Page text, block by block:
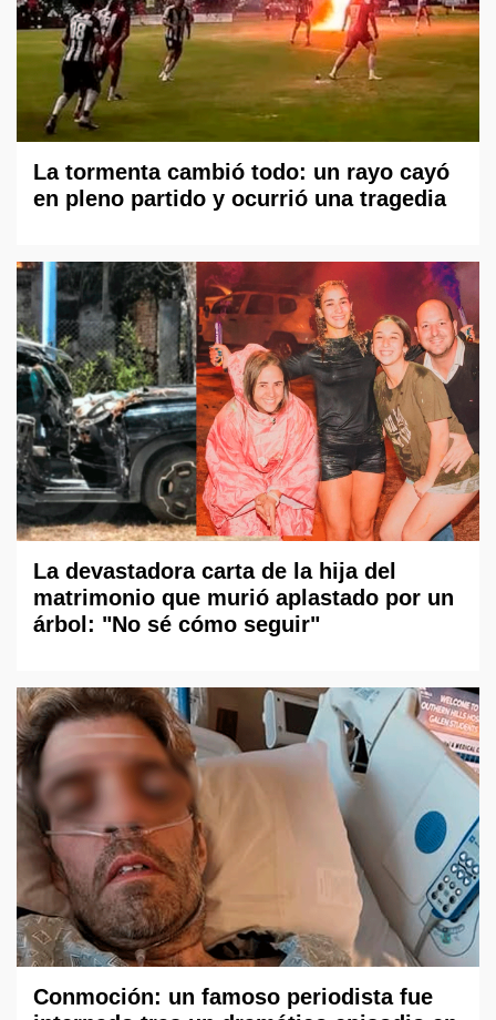
La tormenta cambió todo: un rayo cayó
en pleno partido y ocurrió una tragedia
La devastadora carta de la hija del
matrimonio que murió aplastado por un
árbol: "No sé cómo seguir"
Conmoción: un famoso periodista fue